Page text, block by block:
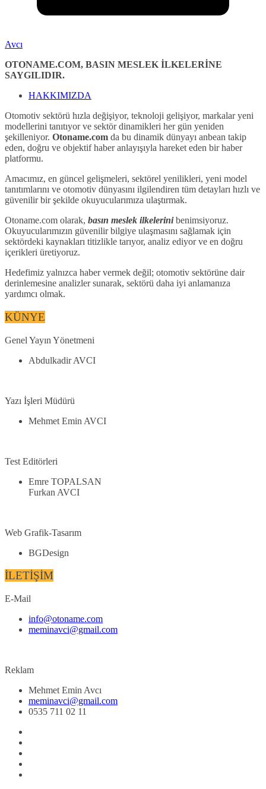
Avcı
OTONAME.COM, BASIN MESLEK İLKELERİNE
SAYGILIDIR.
HAKKIMIZDA
Otomotiv sektörü hızla değişiyor, teknoloji gelişiyor, markalar yeni
modellerini tanıtıyor ve sektör dinamikleri her gün yeniden
şekilleniyor. Otoname.com da bu dinamik dünyayı anbean takip
eden, doğru ve objektif haber anlayışıyla hareket eden bir haber
platformu.
Amacımız, en güncel gelişmeleri, sektörel yenilikleri, yeni model
tanıtımlarını ve otomotiv dünyasını ilgilendiren tüm detayları hızlı ve
güvenilir bir şekilde okuyucularımıza ulaştırmak.
Otoname.com olarak, basın meslek ilkelerinibenimsiyoruz.
Okuyucularımızın güvenilir bilgiye ulaşmasını sağlamak için
sektördeki kaynakları titizlikle tarıyor, analiz ediyor ve en doğru
içerikleri üretiyoruz.
Hedefimiz yalnızca haber vermek değil; otomotiv sektörüne dair
derinlemesine analizler sunarak, sektörü daha iyi anlamanıza
yardımcı olmak.
KÜNYE
Genel Yayın Yönetmeni
Abdulkadir AVCI
Yazı İşleri Müdürü
Mehmet Emin AVCI
Test Editörleri
Emre TOPALSAN
Furkan AVCI
Web Grafik-Tasarım
BGDesign
İLETİŞİM
E-Mail
info@otoname.com
meminavci@gmail.com
Reklam
Mehmet Emin Avcı
meminavci@gmail.com
0535 711 02 11